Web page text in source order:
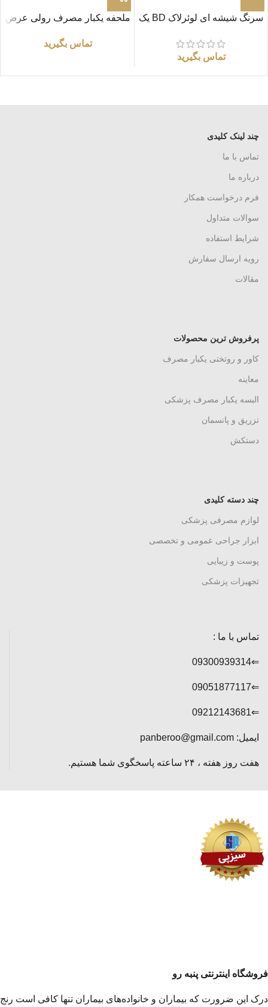
سرنگ شیشه ای لوئرلاک BD یک
تماس بگیرید
ملحفه یکبار مصرف رولی عرض
تماس بگیرید
چند لینک کلیدی
تماس با ما
درباره ما
فرم درخواست همکار
سوالات متداول
شرایط استفاده
رویه ارسال سفارش
مقالات
پرفروش ترین محصولات
کاور و روتختی یکبار مصرف
معاینه
البسه یکبار مصرف پزشکی
تزریق و پانسمان
دستکش
چند دسته کلیدی
لوازم مصرفی پزشکی
ابزار جراحی عمومی و تخصصی
پوست و زیبایی
تجهیزات پزشکی
تماس با ما :
⇐09300939314
⇐09051877117
⇐09212143681
ایمیل: panberoo@gmail.com
هفت روز هفته ، ۲۴ ساعته پاسخگوی شما هستیم.
فروشگاه اینترنتی پنبه رو
درک این ضرورت که بیماران و خانواده‌های بیماران تنها کافی است رنج